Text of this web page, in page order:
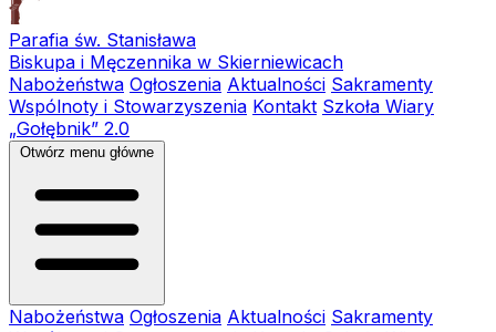
Parafia św. Stanisława
Biskupa i Męczennika w Skierniewicach
Nabożeństwa Ogłoszenia Aktualności Sakramenty
Wspólnoty i Stowarzyszenia Kontakt Szkoła Wiary
„Gołębnik” 2.0
Otwórz menu główne
Nabożeństwa Ogłoszenia Aktualności Sakramenty